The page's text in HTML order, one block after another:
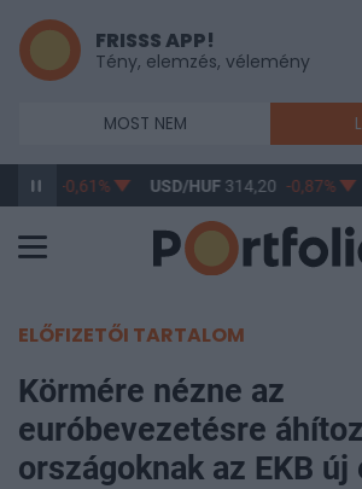
FRISSS APP!
Tény, elemzés, vélemény
MOST NEM
-0,61% USD/HUF 314,20 -0,87%
ELŐFIZETŐI TARTALOM
Körmére nézne az
euróbevezetésre
országoknak az EKB új